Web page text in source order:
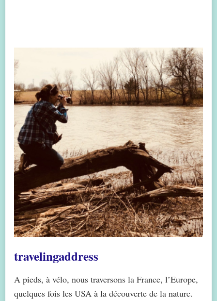
travelingaddress
A pieds, à vélo, nous traversons la France, l’Europe,
quelques fois les USA à la découverte de la nature.